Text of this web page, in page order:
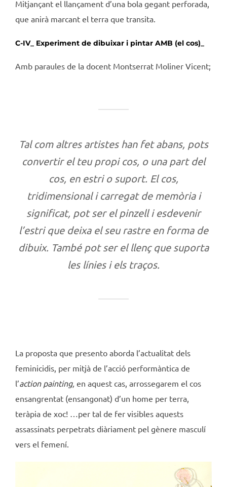
Mitjançant el llançament d’una bola gegant perforada,
que anirà marcant el terra que transita.
C-IV_ Experiment de dibuixar i pintar AMB (el cos)_
Amb paraules de la docent Montserrat Moliner Vicent;
Tal com altres artistes han fet abans, pots
convertir el teu propi cos, o una part del
cos, en estri o suport. El cos,
tridimensional i carregat de memòria i
significat, pot ser el pinzell i esdevenir
l’estri que deixa el seu rastre en forma de
dibuix. També pot ser el llenç que suporta
les línies i els traços.
La proposta que presento aborda l’actualitat dels
feminicidis, per mitjà de l’acció performàntica de
l’action painting, en aquest cas, arrossegarem el cos
ensangrentat (ensangonat) d’un home per terra,
teràpia de xoc! …per tal de fer visibles aquests
assassinats perpetrats diàriament pel gènere masculí
vers el femení.